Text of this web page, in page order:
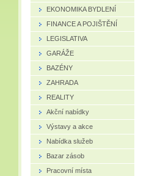
EKONOMIKA BYDLENÍ
FINANCE A POJIŠTĚNÍ
LEGISLATIVA
GARÁŽE
BAZÉNY
ZAHRADA
REALITY
Akční nabídky
Výstavy a akce
Nabídka služeb
Bazar zásob
Pracovní místa